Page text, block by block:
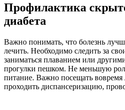
Профилактика
диабета
Важно понимать, что болезнь
лечить. Необходимо следить за
заниматься плаванием или
прогулки пешком. Не меньшую
питание. Важно посещать
проходить диспансеризацию,